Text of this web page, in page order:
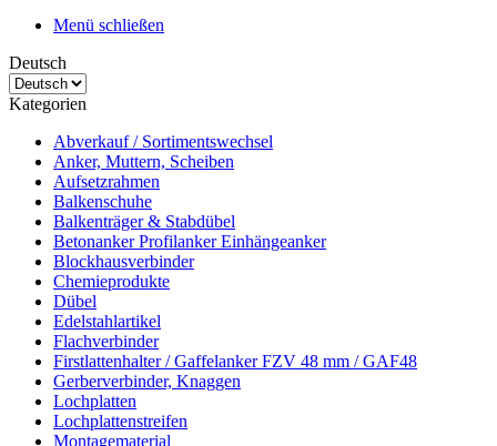
Menü schließen
Deutsch
Kategorien
Abverkauf / Sortimentswechsel
Anker, Muttern, Scheiben
Aufsetzrahmen
Balkenschuhe
Balkenträger & Stabdübel
Betonanker Profilanker Einhängeanker
Blockhausverbinder
Chemieprodukte
Dübel
Edelstahlartikel
Flachverbinder
Firstlattenhalter / Gaffelanker FZV 48 mm / GAF48
Gerberverbinder, Knaggen
Lochplatten
Lochplattenstreifen
Montagematerial